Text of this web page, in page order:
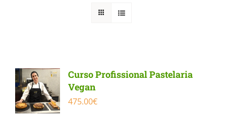
Curso Profissional Pastelaria
Vegan
475.00€